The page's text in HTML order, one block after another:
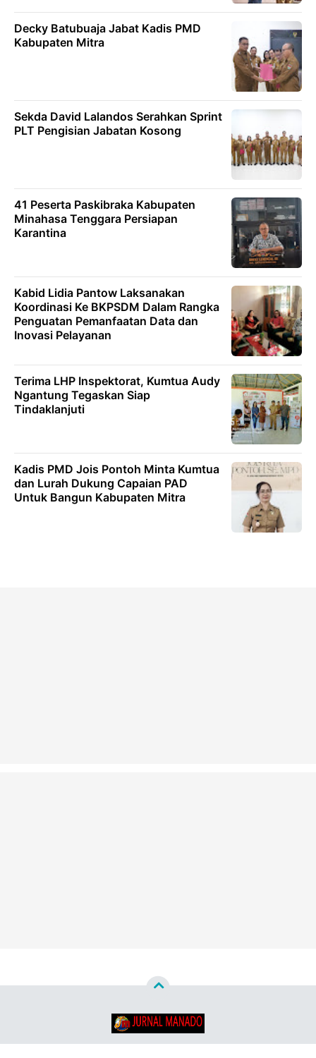
Decky Batubuaja Jabat Kadis PMD
Kabupaten Mitra
Sekda David Lalandos Serahkan Sprint
PLT Pengisian Jabatan Kosong
41 Peserta Paskibraka Kabupaten
Minahasa Tenggara Persiapan
Karantina
Kabid Lidia Pantow Laksanakan
Koordinasi Ke BKPSDM Dalam Rangka
Penguatan Pemanfaatan Data dan
Inovasi Pelayanan
Terima LHP Inspektorat, Kumtua Audy
Ngantung Tegaskan Siap
Tindaklanjuti
Kadis PMD Jois Pontoh Minta Kumtua
dan Lurah Dukung Capaian PAD
Untuk Bangun Kabupaten Mitra
Copyright ©2026Jurnal Manado - Santun & Terpercaya™